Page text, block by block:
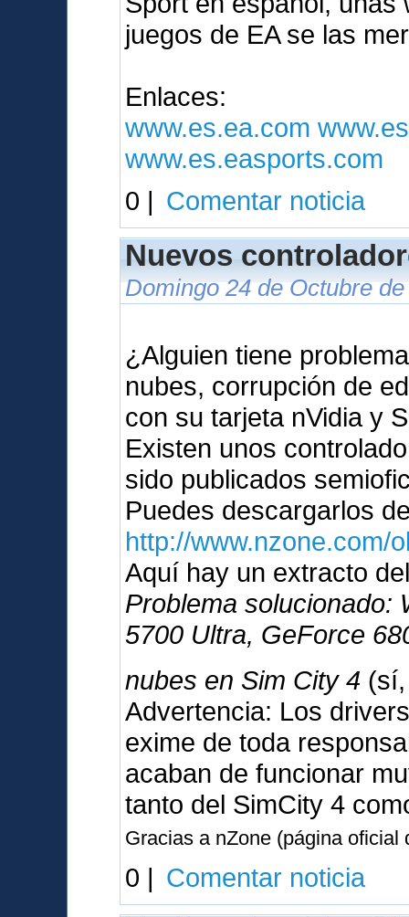
juegos de EA se las
Enlaces:
www.es.ea.com
www.es.easports.com
0 | Comentar noticia
Nuevos
Domingo 24 de Octubre
¿Alguien tiene
nubes, corrupción de
con su tarjeta nVidia y
Existen unos
sido publicados
Puedes descargarlos
http://www.nzone.com/
Aquí hay un extracto
Problema solucionado:
5700 Ultra, GeForce
nubes en Sim City 4
Advertencia: Los
exime de toda
acaban de funcionar
tanto del SimCity 4
Gracias a nZone (página
0 | Comentar noticia